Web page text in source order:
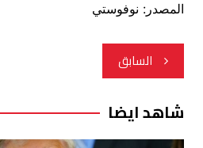
المصدر: نوفوستي
تصفّح
المقالات
السابق
شاهد ايضا